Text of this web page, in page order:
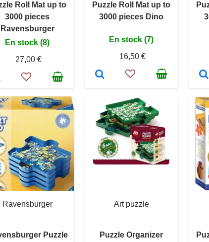
Roll Mat up to
3000 pieces
Ravensburger
En stock (8)
27,00 €
Puzzle Roll Mat up to
3000 pieces Dino
En stock (7)
16,50 €
Ravensburger
Puzzle
Art puzzle
Puzzle Organizer